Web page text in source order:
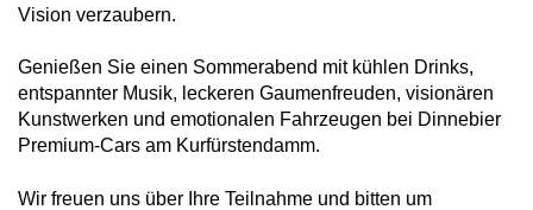
Vision verzaubern.
Genießen Sie einen Sommerabend mit kühlen Drinks,
entspannter Musik, leckeren Gaumenfreuden, visionären
Kunstwerken und emotionalen Fahrzeugen bei Dinnebier
Premium-Cars am Kurfürstendamm.
Wir freuen uns über Ihre Teilnahme und bitten um